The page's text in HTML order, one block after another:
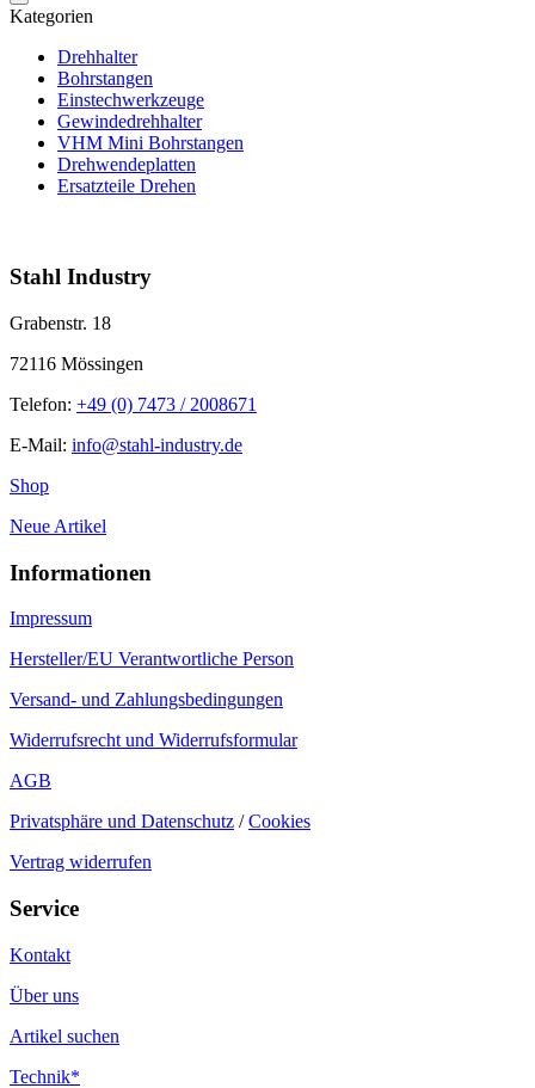
Kategorien
Drehhalter
Bohrstangen
Einstechwerkzeuge
Gewindedrehhalter
VHM Mini Bohrstangen
Drehwendeplatten
Ersatzteile Drehen
Stahl Industry
Grabenstr. 18
72116 Mössingen
Telefon: +49 (0) 7473 / 2008671
E-Mail: info@stahl-industry.de
Shop
Neue Artikel
Informationen
Impressum
Hersteller/EU Verantwortliche Person
Versand- und Zahlungsbedingungen
Widerrufsrecht und Widerrufsformular
AGB
Privatsphäre und Datenschutz /Cookies
Vertrag widerrufen
Service
Kontakt
Über uns
Artikel suchen
Technik*